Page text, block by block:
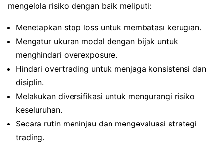
mengelola risiko dengan baik meliputi:
Menetapkan stop loss untuk membatasi kerugian.
Mengatur ukuran modal dengan bijak untuk
menghindari overexposure.
Hindari overtrading untuk menjaga konsistensi dan
disiplin.
Melakukan diversifikasi untuk mengurangi risiko
keseluruhan.
Secara rutin meninjau dan mengevaluasi strategi
trading.